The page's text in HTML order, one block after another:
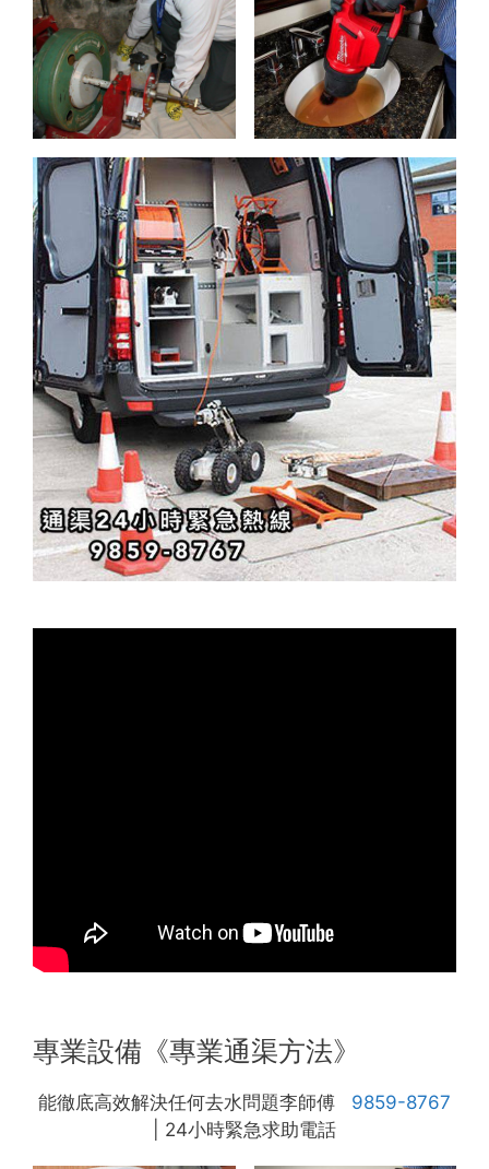
專業設備《專業通渠方法》
能徹底高效解決任何去水問題李師傅
9859-8767
| 24小時緊急求助電話